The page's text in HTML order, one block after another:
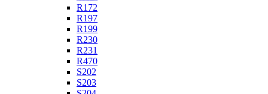
R172
R197
R199
R230
R231
R470
S202
S203